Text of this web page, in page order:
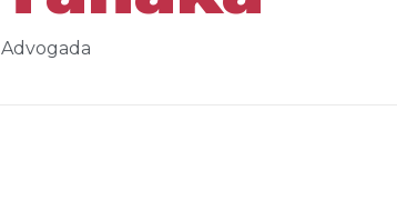
Advogada